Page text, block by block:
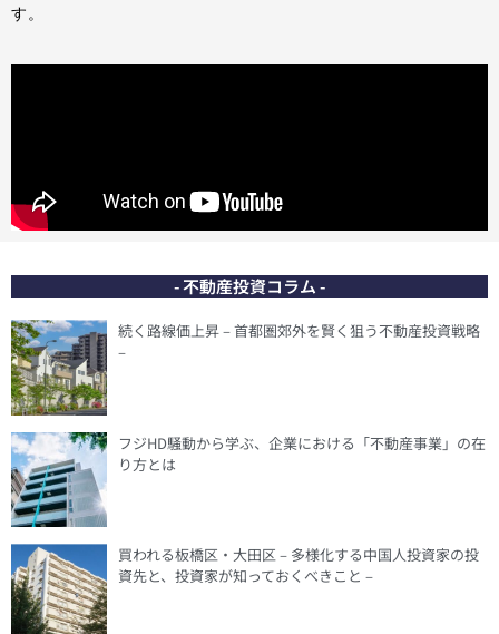
す。
- 不動産投資コラム -
続く路線価上昇 – 首都圏郊外を賢く狙う不動産投資戦略
–
フジHD騒動から学ぶ、企業における「不動産事業」の在
り方とは
買われる板橋区・大田区 – 多様化する中国人投資家の投
資先と、投資家が知っておくべきこと –